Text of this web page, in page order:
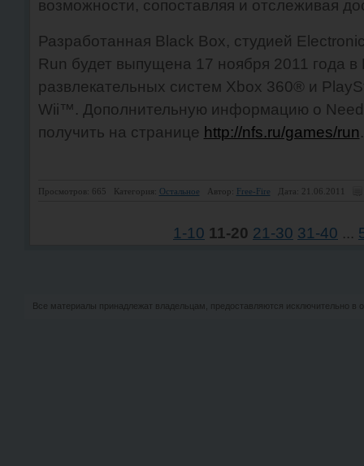
возможности, сопоставляя и отслеживая
Разработанная Black Box, студией
Run будет выпущена 17 ноября 2011 года в
развлекательных систем Xbox 360® и
Wii™. Дополнительную информацию о
получить на странице http://nfs.ru/games/run.
Просмотров: 665 Категория: Остальное Автор: Free-Fire Дата: 21.06.2011
1-10 11-20 21-30 31-40 ...
Все материалы принадлежат владельцам, предоставляются исключительно в